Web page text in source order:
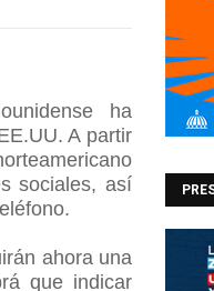
ha
A partir
sociales, así
ahora una
que indicar